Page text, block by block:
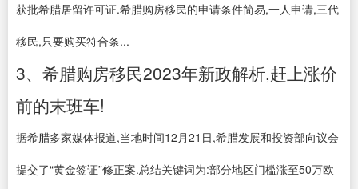
获批希腊居留许可证.希腊购房移民的申请条件简易,一人申请,三代
移民,只要购买符合条...
3、希腊购房移民2023年新政解析,赶上涨价
前的末班车!
据希腊多家媒体报道,当地时间12月21日,希腊发展和投资部向议会
提交了“黄金签证”修正案.总结关键词为:部分地区门槛涨至50万欧